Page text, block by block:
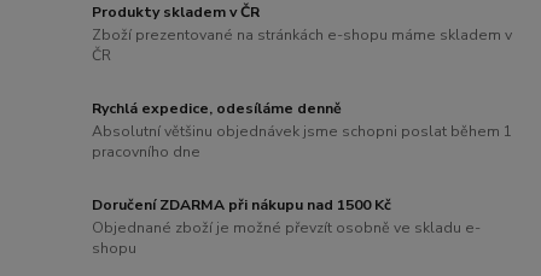
Produkty skladem v ČR
Zboží prezentované na stránkách e-shopu máme skladem v
ČR
Rychlá expedice, odesíláme denně
Absolutní většinu objednávek jsme schopni poslat během 1
pracovního dne
Doručení ZDARMA při nákupu nad 1500 Kč
Objednané zboží je možné převzít osobně ve skladu e-
shopu